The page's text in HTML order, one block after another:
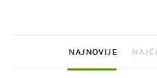
NAJNOVIJE